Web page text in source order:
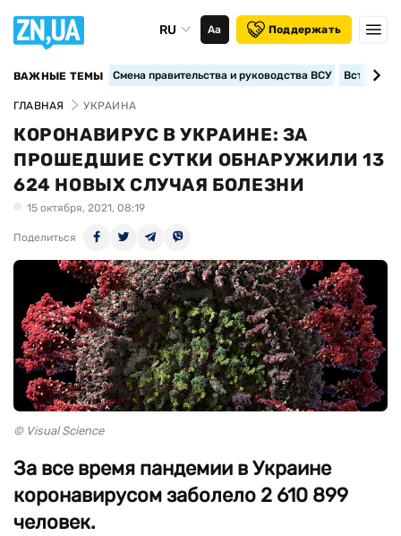
RU Аа Поддержать
ВАЖНЫЕ ТЕМЫ Смена правительства и руководства ВСУ
ГЛАВНАЯ УКРАИНА
КОРОНАВИРУС В УКРАИНЕ: ЗА
ПРОШЕДШИЕ СУТКИ ОБНАРУЖИЛИ 13
624 НОВЫХ СЛУЧАЯ БОЛЕЗНИ
15 октября, 2021, 08:19
Поделиться
© Visual Science
За все время пандемии в Украине
коронавирусом заболело 2 610 899
человек.